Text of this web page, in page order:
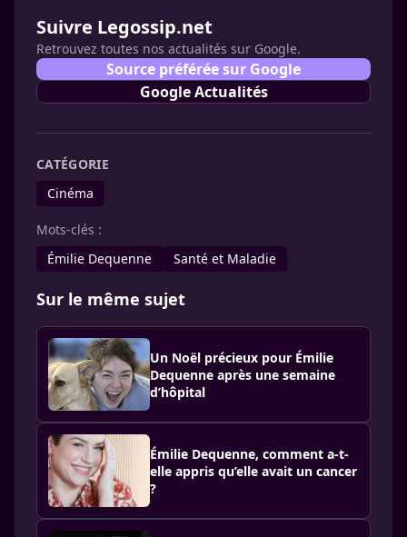
Suivre Legossip.net
Retrouvez toutes nos actualités sur Google.
Source préférée sur Google
Google Actualités
CATÉGORIE
Cinéma
Mots-clés :
Émilie Dequenne
Santé et Maladie
Sur le même sujet
Un Noël précieux pour Émilie
Dequenne après une semaine
d’hôpital
Émilie Dequenne, comment a-t-
elle appris qu’elle avait un cancer
?